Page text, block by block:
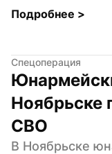
Подробнее >
Спецоперация
Ноябрьске
СВО
В Ноябрьске